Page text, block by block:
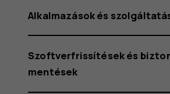
Alkalmazások és
Szoftverfrissítések és
mentések